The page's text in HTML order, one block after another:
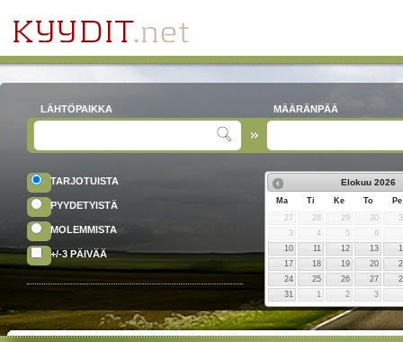
LÄHTÖPAIKKA MÄÄRÄNPÄÄ
TARJOTUISTA
PYYDETYISTÄ
MOLEMMISTA
+/-3 PÄIVÄÄ
Elokuu 2026
Ma Ti Ke To
Pe
27
28 29 30
3
4 5
6
10
11 12 13
17
18 19 20
24
25 26 27
31
1 2 3